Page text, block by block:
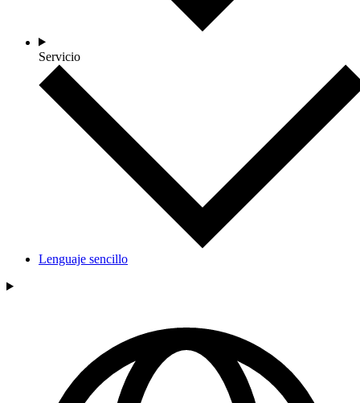
Servicio
Lenguaje sencillo